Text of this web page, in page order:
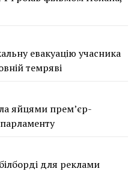
евакуацію учасника
темряві
яйцями прем’єр-
парламенту
для реклами